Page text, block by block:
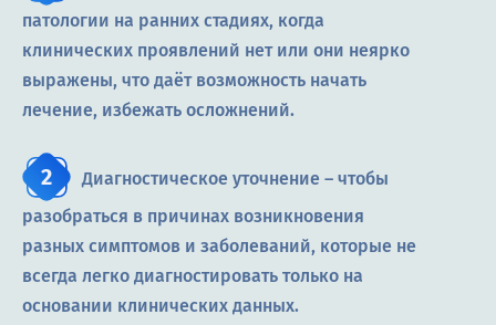
патологии на ранних стадиях, когда
клинических проявлений нет или они неярко
выражены, что даёт возможность начать
лечение, избежать осложнений.
Диагностическое уточнение – чтобы
разобраться в причинах возникновения
разных симптомов и заболеваний, которые не
всегда легко диагностировать только на
основании клинических данных.